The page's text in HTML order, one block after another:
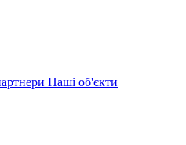
Наші об'єкти